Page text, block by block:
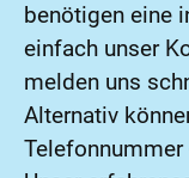
benötigen eine
einfach unser
melden uns
Alternativ
Telefonnummer